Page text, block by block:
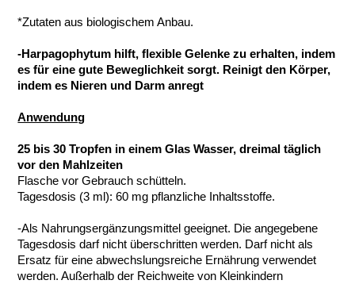
*Zutaten aus biologischem Anbau.
-Harpagophytum hilft, flexible Gelenke zu erhalten, indem
es für eine gute Beweglichkeit sorgt. Reinigt den Körper,
indem es Nieren und Darm anregt
Anwendung
25 bis 30 Tropfen in einem Glas Wasser, dreimal täglich
vor den Mahlzeiten
Flasche vor Gebrauch schütteln.
Tagesdosis (3 ml): 60 mg pflanzliche Inhaltsstoffe.
-Als Nahrungsergänzungsmittel geeignet. Die angegebene
Tagesdosis darf nicht überschritten werden. Darf nicht als
Ersatz für eine abwechslungsreiche Ernährung verwendet
werden. Außerhalb der Reichweite von Kleinkindern